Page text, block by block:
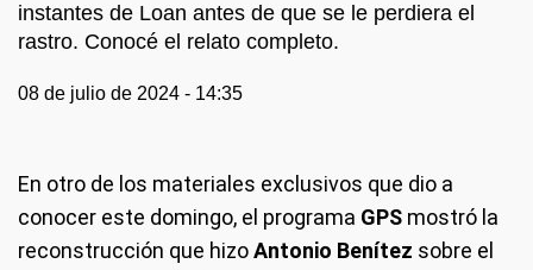
instantes de Loan antes de que se le perdiera el
rastro. Conocé el relato completo.
08 de julio de 2024 - 14:35
En otro de los materiales exclusivos que dio a
conocer este domingo, el programa GPS mostró la
reconstrucción que hizoAntonio Benítez sobre el